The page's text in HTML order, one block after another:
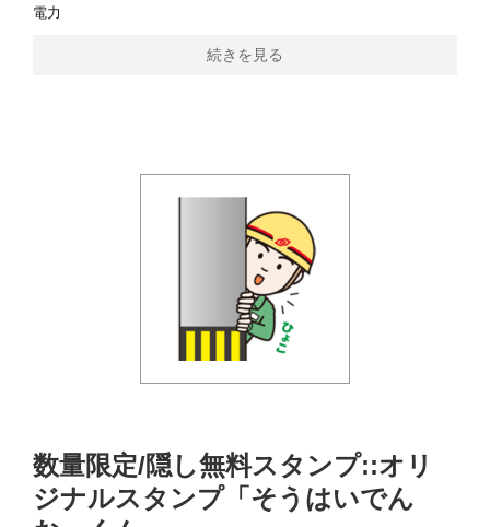
電力
続きを見る
数量限定/隠し無料スタンプ::オリ
ジナルスタンプ「そうはいでん